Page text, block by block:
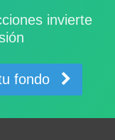
invierte
fondo